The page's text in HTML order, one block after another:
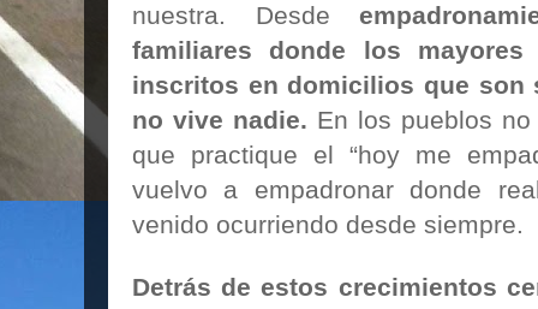
nuestra. Desde
familiares donde los
inscritos en domicilios que son
no vive nadie. En los pueblos
que practique el “hoy me
vuelvo a empadronar donde
venido ocurriendo desde siempre.
Detrás de estos crecimientos